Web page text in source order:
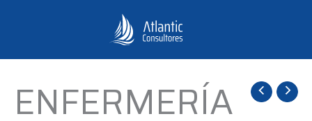
ENFERMERÍA
ENFERMERÍA
PEDIÁTRICA